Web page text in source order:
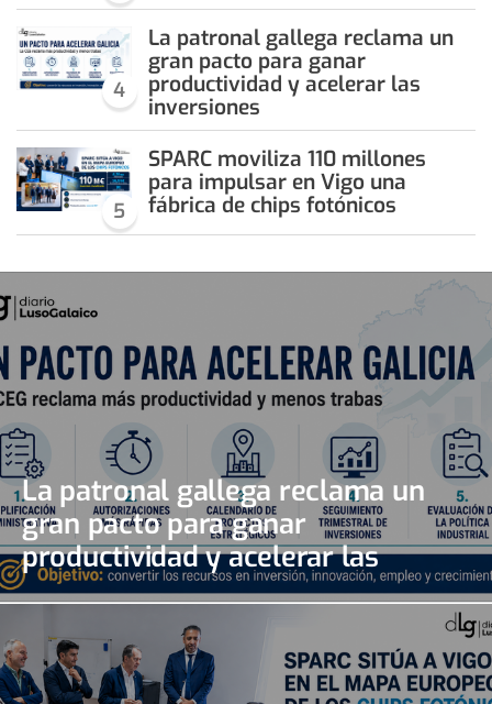
4
La patronal gallega reclama un
gran pacto para ganar
productividad y acelerar las
inversiones
5
SPARC moviliza 110 millones
para impulsar en Vigo una
fábrica de chips fotónicos
La patronal gallega reclama un
gran pacto para ganar
productividad y acelerar las
inversiones